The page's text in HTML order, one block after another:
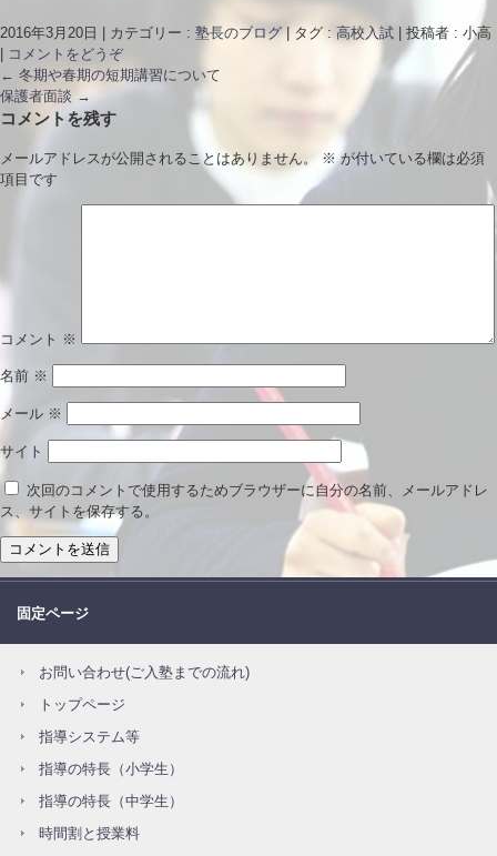
2016年3月20日 カテゴリー : 塾長のブログ | タグ : 高校入試
投稿者 : 小高
コメントをどうぞ
← 冬期や春期の短期講習について
保護者面談 →
コメントを残す
メールアドレスが公開されることはありません。 ※が付いている欄は必須
項目です
コメント ※
名前 ※
メール ※
サイト
次回のコメントで使用するためブラウザーに自分の名前、メールアドレ
ス、サイトを保存する。
固定ページ
お問い合わせ(ご入塾までの流れ)
トップページ
指導システム等
指導の特長（小学生）
指導の特長（中学生）
時間割と授業料